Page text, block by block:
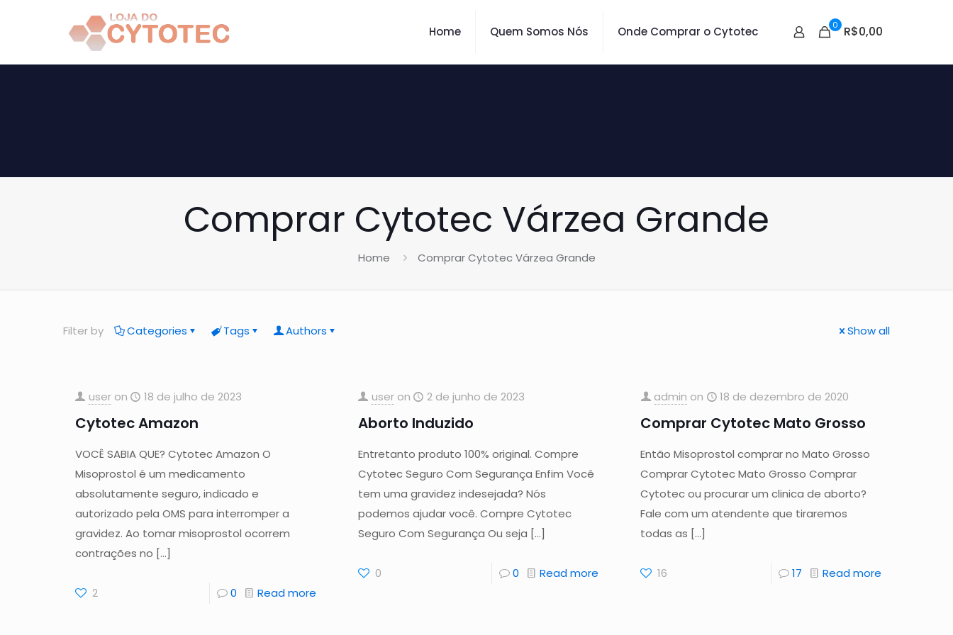
Home Quem Somos Nós Onde Comprar o Cytotec 0 R$0,00
Comprar Cytotec Várzea Grande
Home Comprar Cytotec Várzea Grande
Filter by Categories Tags Authors Show all
user on 18 de julho de 2023
Cytotec Amazon
VOCÊ SABIA QUE? Cytotec Amazon O
Misoprostol é um medicamento
absolutamente seguro, indicado e
autorizado pela OMS para interromper a
gravidez. Ao tomar misoprostol ocorrem
contrações no […]
2 0 Read more
user on 2 de junho de 2023
Aborto Induzido
Entretanto produto 100% original. Compre
Cytotec Seguro Com Segurança Enfim Você
tem uma gravidez indesejada? Nós
podemos ajudar você. Compre Cytotec
Seguro Com Segurança Ou seja […]
0 0 Read more
admin on 18 de dezembro de 2020
Comprar Cytotec Mato Grosso
Então Misoprostol comprar no Mato Grosso
Comprar Cytotec Mato Grosso Comprar
Cytotec ou procurar um clinica de aborto?
Fale com um atendente que tiraremos
todas as […]
16 17 Read more